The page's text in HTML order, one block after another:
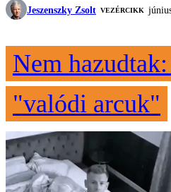
Jeszenszky Zsolt VEZÉRCIKK
Nem
"valódi arcuk"